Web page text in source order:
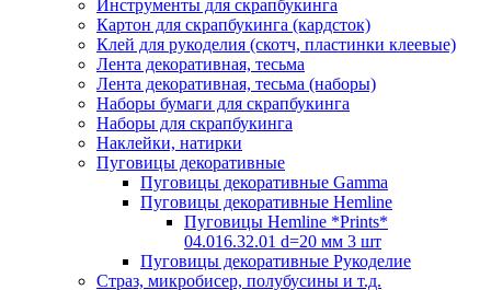
Инструменты для скрапбукинга
Картон для скрапбукинга (кардсток)
Клей для рукоделия (скотч, пластинки клеевые)
Лента декоративная, тесьма
Лента декоративная, тесьма (наборы)
Наборы бумаги для скрапбукинга
Наборы для скрапбукинга
Наклейки, натирки
Пуговицы декоративные
Пуговицы декоративные Gamma
Пуговицы декоративные Hemline
Пуговицы Hemline *Prints*
04.016.32.01 d=20 мм 3 шт
Пуговицы декоративные Рукоделие
Страз, микробисер, полубусины и т.д.